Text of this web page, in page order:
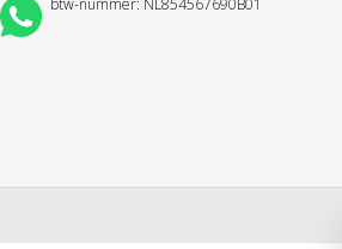
btw-nummer: NL854567690B01